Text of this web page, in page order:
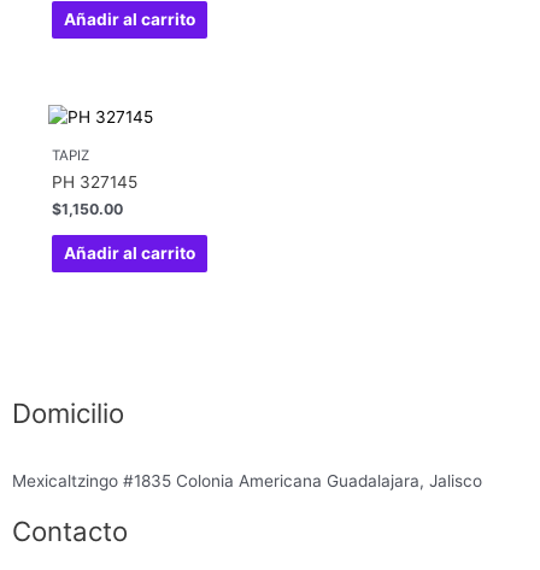
Añadir al carrito
TAPIZ
PH 327145
$1,150.00
Añadir al carrito
Domicilio
Mexicaltzingo #1835 Colonia Americana Guadalajara, Jalisco
Contacto